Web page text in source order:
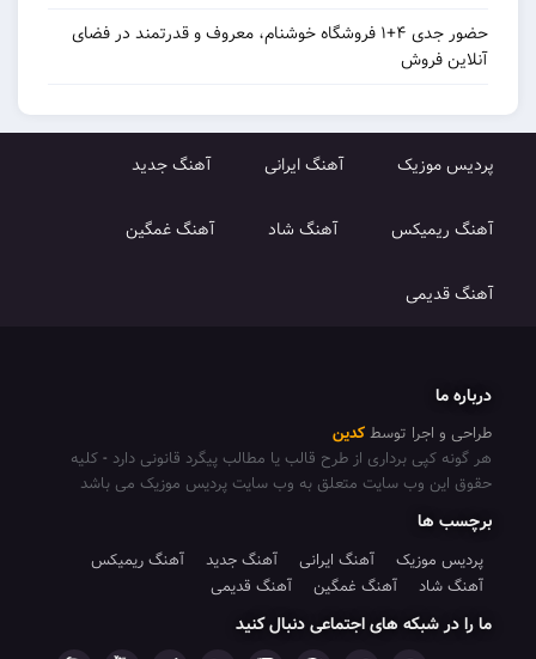
حضور جدی ۴+۱ فروشگاه خوشنام، معروف و قدرتمند در فضای
آهنگ ایرانی آهنگ جدید
آهنگ شاد آهنگ غمگین
توسطکدین
برداری از طرح قالب یا مطالب پیگرد قانونی دارد-کلیه
وب سایت متعلق به وب سایت پردیس موزیک می باشد
آهنگ ایرانی آهنگ جدید
آهنگ ریمیکس
آهنگ غمگین آهنگ قدیمی
های اجتماعی دنبال کنید